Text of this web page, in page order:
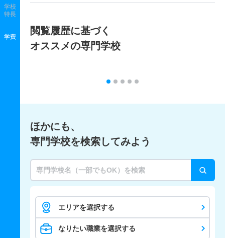
学校
特長
学費
閲覧履歴に基づく
オススメの専門学校
ほかにも、
専門学校を検索してみよう
エリアを選択する
なりたい職業を選択する